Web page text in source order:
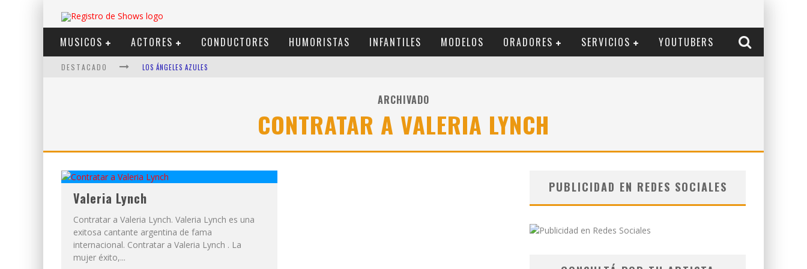
MUSICOS ACTORES CONDUCTORES HUMORISTAS INFANTILES MODELOS ORADORES SERVICIOS YOUTUBERS
DESTACADO LOS ÁNGELES AZULES
DUKI
VI EM
ARCHIVADO
CONTRATAR A VALERIA LYNCH
Valeria Lynch
Contratar a Valeria Lynch. Valeria Lynch es una
exitosa cantante argentina de fama
internacional. Contratar a Valeria Lynch . La
mujer éxito,...
PUBLICIDAD EN REDES SOCIALES